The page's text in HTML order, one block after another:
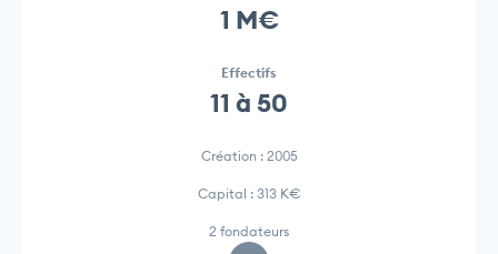
1 M€
Effectifs
11 à 50
Création : 2005
Capital : 313 K€
2 fondateurs